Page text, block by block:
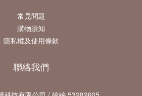
常見問題
購物須知
隱私權及使用條款
聯絡我們